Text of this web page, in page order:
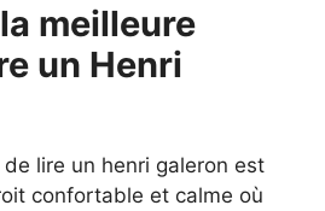
meilleure
un Henri
lire un henri galeron est
confortable et calme où